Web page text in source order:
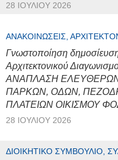
28 ΙΟΥΛΊΟΥ 2026
ΑΝΑΚΟΙΝΏΣΕΙΣ,
Γνωστοποίηση
Αρχιτεκτονικού
ΑΝΑΠΛΑΣΗ
ΠΑΡΚΩΝ, ΟΔΩΝ,
ΠΛΑΤΕΙΩΝ ΟΙΚΙΣΜΟΥ
28 ΙΟΥΛΊΟΥ 2026
ΔΙΟΙΚΗΤΙΚΌ ΣΥΜΒΟΎΛΙΟ,